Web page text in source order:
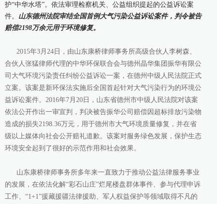
护“中华水塔”。依法审理检察机关、公益组织提起的公益诉讼案
件。 山东德州法院审结全国首例大气污染公益诉讼案件，判令被告
赔偿2198万余元用于环境修复。
2015年3月24日，由山东康桥律师事务所高级合伙人李树森、
合伙人张猛律师代理的中华环保联合会与德州晶华集团振华有限公
司大气环境污染责任纠纷公益诉讼一案，在德州中级人民法院正式
立案。该案是新环保法实施后全国首起针对大气污染行为的环境公
益诉讼案件。2016年7月20日，山东省德州市中级人民法院对该案
依法公开作出一审宣判，判决被告振华公司赔偿因超标排放污染物
造成的损失2198.36万元，用于德州市大气环境质量修复，并在省
级以上媒体向社会公开赔礼道歉。该案对服务绿色发展，保护生态
环境安全起到了很好的示范作用和社会效果。
山东康桥律师事务所多年来一直致力于推动公益法律服务事业
的发展，在依法化解“彩石山庄”烂尾楼盘群体事件、参与代理申诉
工作、“1+1”援藏援疆法律援助、军人权益保护等领域取得不凡的